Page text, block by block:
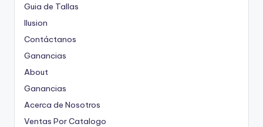
Guia de Tallas
Ilusion
Contáctanos
Ganancias
About
Ganancias
Acerca de Nosotros
Ventas Por Catalogo